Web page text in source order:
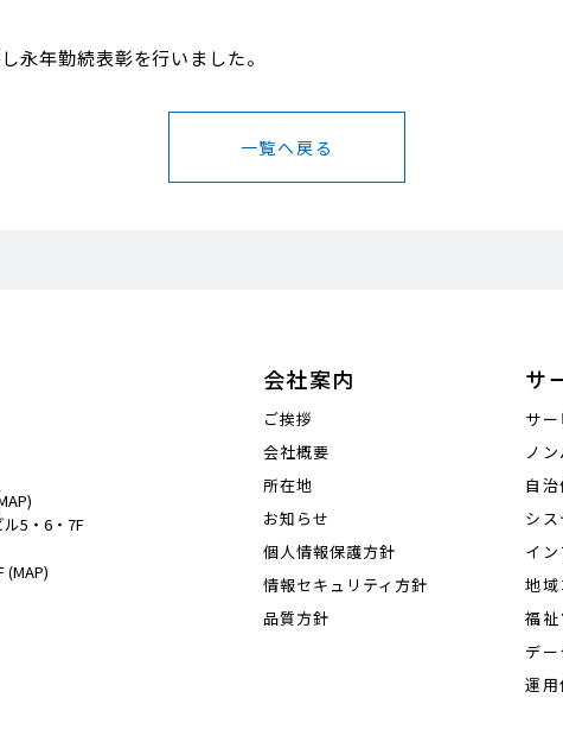
永年勤続表彰を行いました。
一覧へ戻る
5・6・7F
(MAP)
会社案内
ご挨拶
会社概要
所在地
お知らせ
個人情報保護方針
情報セキュリティ方針
品質方針
サ
サー
ノ
自
シ
イ
地域
福祉
デ
運用